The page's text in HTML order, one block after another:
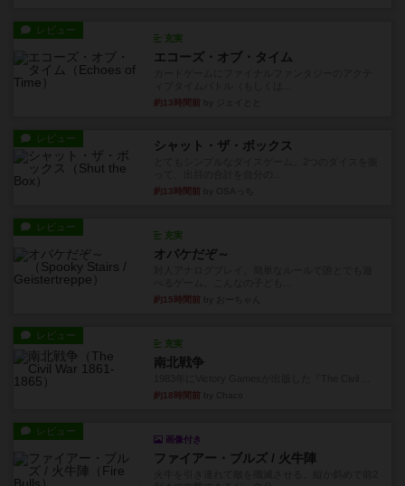
レビュー
充実
エコーズ・オブ・タイム
約13時間前
レビュー シャット・ザ・ボックス
約13時間前
レビュー
充実
オバケだぞ～
約15時間前
レビュー
充実
南北戦争
約18時間前
レビュー
画像付き
ファイアー・ブルズ / 火牛陣